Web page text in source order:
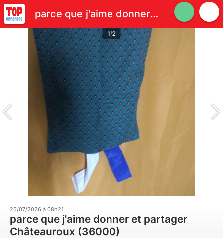
parce que j'aime donner et partager
1/2
25/07/2026 à 08h21
parce que j'aime donner et partager
Châteauroux (36000)